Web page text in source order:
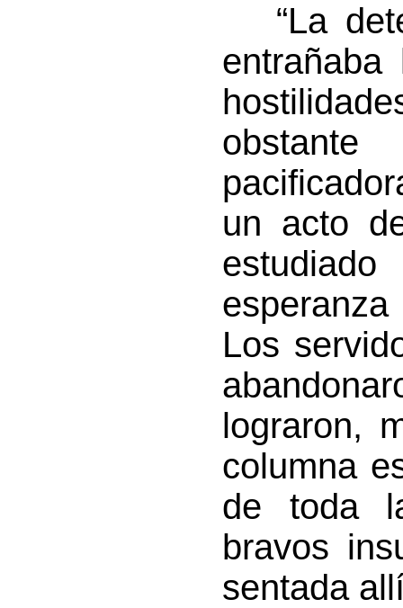
“La
un acto
Los
lograron,
columna
de toda
bravos
sentada